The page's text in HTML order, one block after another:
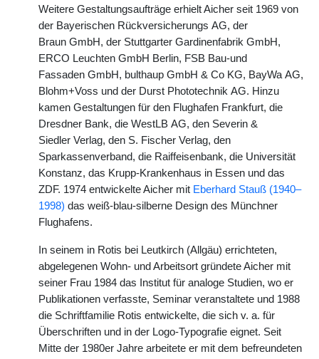
Weitere Gestaltungsaufträge erhielt Aicher seit 1969 von
der Bayerischen Rückversicherungs AG, der
Braun GmbH, der Stuttgarter Gardinenfabrik GmbH,
ERCO Leuchten GmbH Berlin, FSB Bau-und
Fassaden GmbH, bulthaup GmbH & Co KG, BayWa AG,
Blohm+Voss und der Durst Phototechnik AG. Hinzu
kamen Gestaltungen für den Flughafen Frankfurt, die
Dresdner Bank, die WestLB AG, den Severin &
Siedler Verlag, den S. Fischer Verlag, den
Sparkassenverband, die Raiffeisenbank, die Universität
Konstanz, das Krupp-Krankenhaus in Essen und das
ZDF. 1974 entwickelte Aicher mit Eberhard Stauß (1940–
1998) das weiß-blau-silberne Design des Münchner
Flughafens.
In seinem in Rotis bei Leutkirch (Allgäu) errichteten,
abgelegenen Wohn- und Arbeitsort gründete Aicher mit
seiner Frau 1984 das Institut für analoge Studien, wo er
Publikationen verfasste, Seminar veranstaltete und 1988
die Schriftfamilie Rotis entwickelte, die sich v. a. für
Überschriften und in der Logo-Typografie eignet. Seit
Mitte der 1980er Jahre arbeitete er mit dem befreundeten